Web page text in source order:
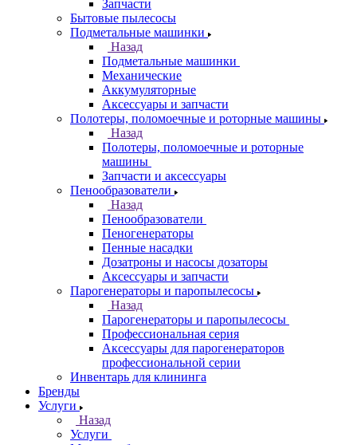
Запчасти
Бытовые пылесосы
Подметальные машинки
Назад
Подметальные машинки
Механические
Аккумуляторные
Аксессуары и запчасти
Полотеры, поломоечные и роторные машины
Назад
Полотеры, поломоечные и роторные
машины
Запчасти и аксессуары
Пенообразователи
Назад
Пенообразователи
Пеногенераторы
Пенные насадки
Дозатроны и насосы дозаторы
Аксессуары и запчасти
Парогенераторы и паропылесосы
Назад
Парогенераторы и паропылесосы
Профессиональная серия
Аксессуары для парогенераторов
профессиональной серии
Инвентарь для клининга
Бренды
Услуги
Назад
Услуги